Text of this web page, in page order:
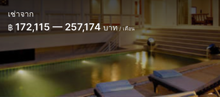
เช่าจาก
฿ 172,115 — 257,174บาท / เดือน